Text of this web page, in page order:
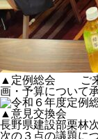
▲定例総会 ご来賓
画・予算について
▲意見交換会
長野県建設部栗林
次の３点の議題に